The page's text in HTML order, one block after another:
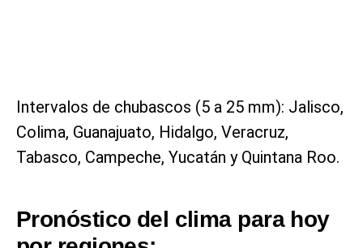
Intervalos de chubascos (5 a 25 mm): Jalisco,
Colima, Guanajuato, Hidalgo, Veracruz,
Tabasco, Campeche, Yucatán y Quintana Roo.
Pronóstico del clima para hoy